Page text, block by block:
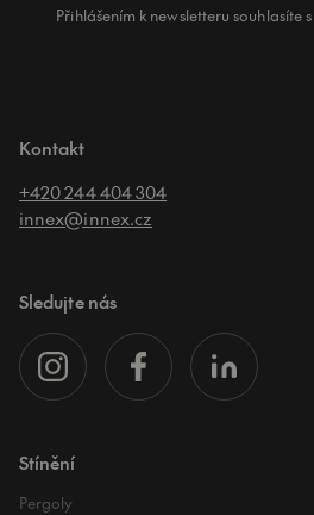
Přihlášením k newsletteru souhlasíte s
Kontakt
+420 244 404 304
innex@innex.cz
Sledujte nás
Stínění
Pergoly